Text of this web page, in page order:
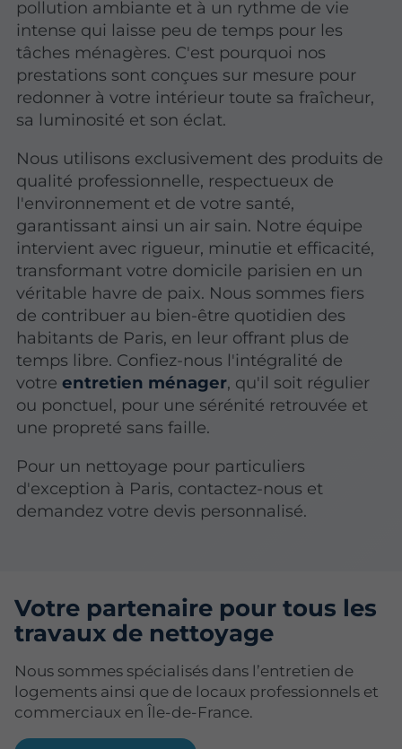
pollution ambiante et à un rythme de vie
intense qui laisse peu de temps pour les
tâches ménagères. C'est pourquoi nos
prestations sont conçues sur mesure pour
redonner à votre intérieur toute sa fraîcheur,
sa luminosité et son éclat.
Nous utilisons exclusivement des produits de
qualité professionnelle, respectueux de
l'environnement et de votre santé,
garantissant ainsi un air sain. Notre équipe
intervient avec rigueur, minutie et efficacité,
transformant votre domicile parisien en un
véritable havre de paix. Nous sommes fiers
de contribuer au bien-être quotidien des
habitants de Paris, en leur offrant plus de
temps libre. Confiez-nous l'intégralité de
votreentretien ménager, qu'il soit régulier
ou ponctuel, pour une sérénité retrouvée et
une propreté sans faille.
Pour un nettoyage pour particuliers
d'exception à Paris, contactez-nous et
demandez votre devis personnalisé.
Votre partenaire pour tous les
travaux de nettoyage
Nous sommes spécialisés dans l’entretien de
logements ainsi que de locaux professionnels et
commerciaux en Île-de-France.